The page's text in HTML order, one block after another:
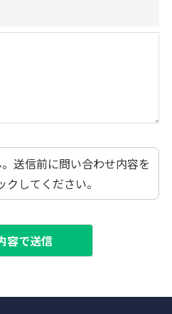
送信前に問い合わせ内容を
してください。